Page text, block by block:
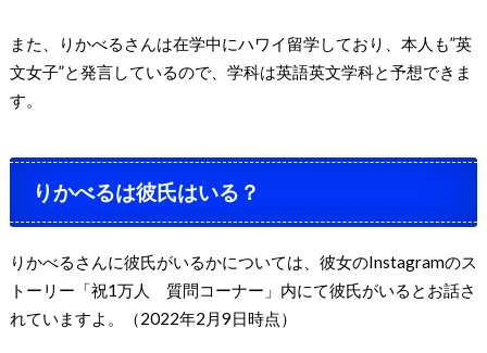
また、りかべるさんは在学中にハワイ留学しており、本人も”英
文女子”と発言しているので、学科は英語英文学科と予想できま
す。
りかべるは彼氏はいる？
りかべるさんに彼氏がいるかについては、彼女のInstagramのス
トーリー「祝1万人 質問コーナー」内にて彼氏がいるとお話さ
れていますよ。（2022年2月9日時点）